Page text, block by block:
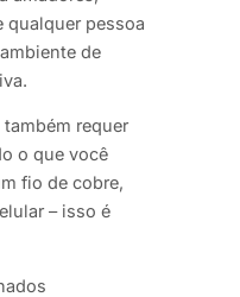
qualquer pessoa
de
requer
o que você
fio de cobre,
– isso é